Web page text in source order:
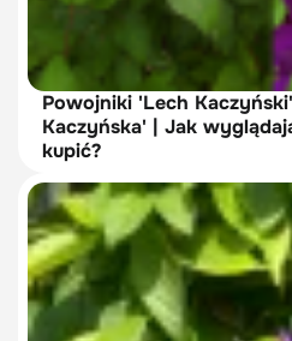
Powojniki 'Lech
Kaczyńska' | Jak
kupić?